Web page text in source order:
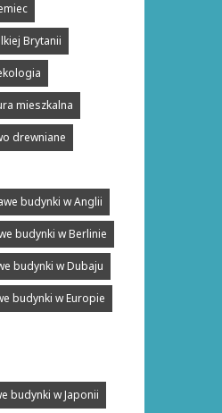
Brytanii
mieszkalna
drewniane
budynki w Anglii
budynki w Berlinie
budynki w Dubaju
budynki w Europie
budynki w Japonii